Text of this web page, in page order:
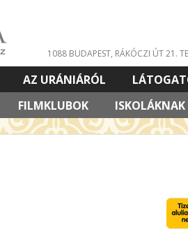
1088 BUDAPEST, RÁKÓCZI ÚT 21.
FILMKLUBOK ISKOLÁKNAK
AZ URÁNIÁRÓL